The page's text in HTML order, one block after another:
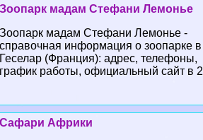
Зоопарк мадам Стефани Лемонье
Зоопарк мадам Стефани Лемонье -
справочная информация о зоопарке в
Геселар (Франция): адрес, телефоны,
график работы, официальный сайт в
Сафари Африки